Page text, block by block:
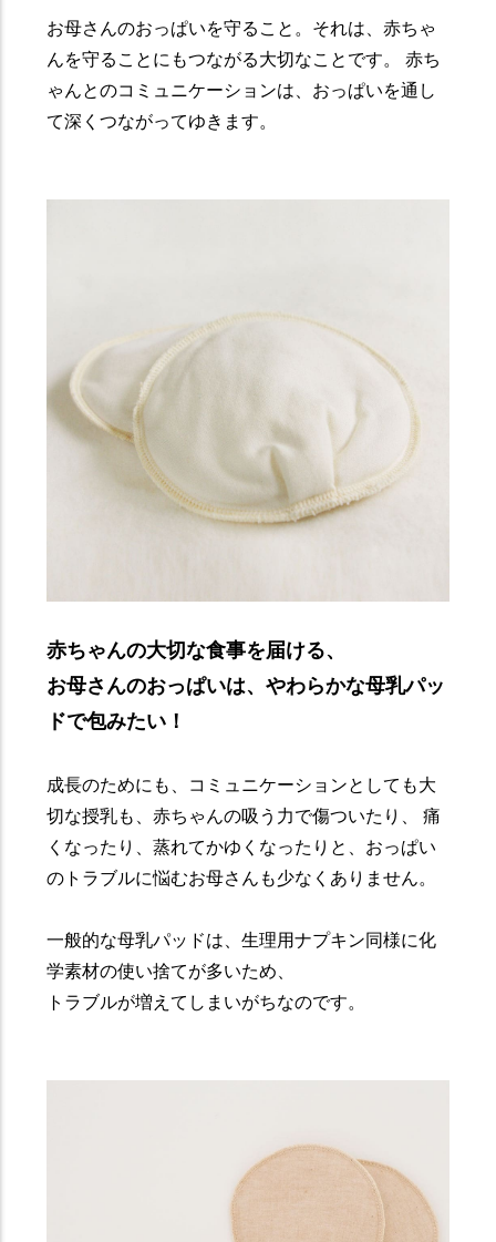
お母さんのおっぱいを守ること。それは、赤ちゃ
んを守ることにもつながる大切なことです。 赤ち
ゃんとのコミュニケーションは、おっぱいを通し
て深くつながってゆきます。
赤ちゃんの大切な食事を届ける、
お母さんのおっぱいは、やわらかな母乳パッ
ドで包みたい！
成長のためにも、コミュニケーションとしても大
切な授乳も、赤ちゃんの吸う力で傷ついたり、 痛
くなったり、蒸れてかゆくなったりと、おっぱい
のトラブルに悩むお母さんも少なくありません。
一般的な母乳パッドは、生理用ナプキン同様に化
学素材の使い捨てが多いため、
トラブルが増えてしまいがちなのです。